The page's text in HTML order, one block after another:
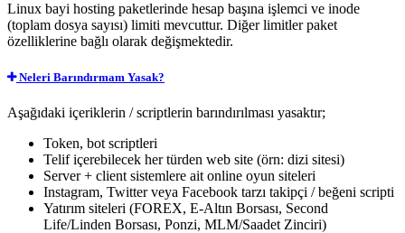
Linux bayi hosting paketlerinde hesap başına işlemci ve inode
(toplam dosya sayısı) limiti mevcuttur. Diğer limitler paket
özelliklerine bağlı olarak değişmektedir.
Neleri Barındırmam Yasak?
Aşağıdaki içeriklerin / scriptlerin barındırılması yasaktır;
Token, bot scriptleri
Telif içerebilecek her türden web site (örn: dizi sitesi)
Server + client sistemlere ait online oyun siteleri
Instagram, Twitter veya Facebook tarzı takipçi / beğeni scripti
Yatırım siteleri (FOREX, E-Altın Borsası, Second
Life/Linden Borsası, Ponzi, MLM/Saadet Zinciri)